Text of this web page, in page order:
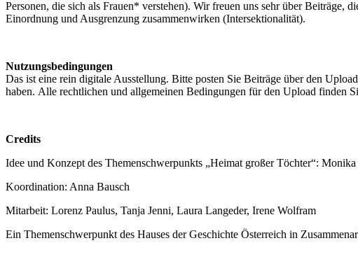
Personen, die sich als Frauen* verstehen). Wir freuen uns sehr über
Einordnung und Ausgrenzung zusammenwirken (Intersektionalität).
Nutzungsbedingungen
Das ist eine rein digitale Ausstellung. Bitte posten Sie Beiträge über den
haben. Alle rechtlichen und allgemeinen Bedingungen für den Upload finden
Credits
Idee und Konzept des Themenschwerpunkts „Heimat großer Töchter“:
Koordination: Anna Bausch
Mitarbeit: Lorenz Paulus, Tanja Jenni, Laura Langeder, Irene Wolfram
Ein Themenschwerpunkt des Hauses der Geschichte Österreich in